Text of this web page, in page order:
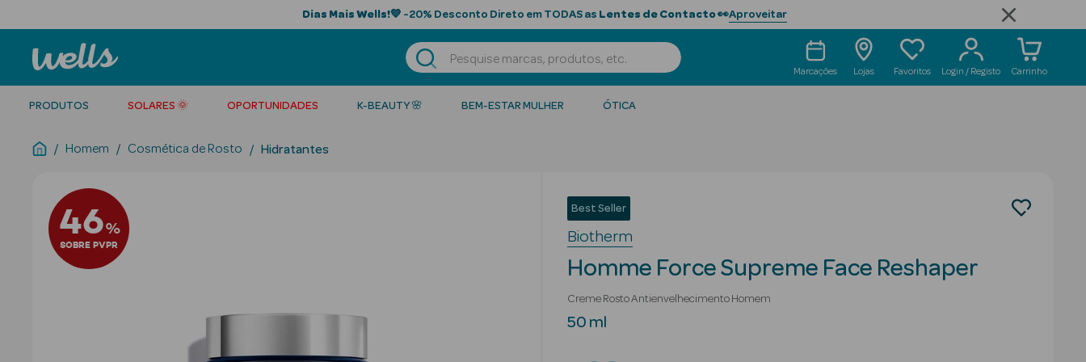
Dias Mais Wells!💙 -20% Desconto Direto em TODAS as Lentes de Contacto👀Aproveitar
Marcações Lojas Favoritos Login / Registo Carrinho
PRODUTOS SOLARES 🌞 OPORTUNIDADES K-BEAUTY 🌸 BEM-ESTAR MULHER ÓTICA
Homem Cosmética de Rosto Hidratantes
46%
SOBRE PVPR
Best Seller
Biotherm
Homme Force Supreme Face Reshaper
Creme Rosto Antienvelhecimento Homem
50 ml